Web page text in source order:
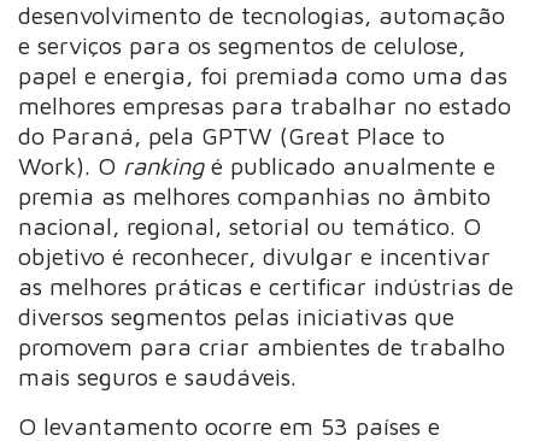
desenvolvimento de tecnologias, automação
e serviços para os segmentos de celulose,
papel e energia, foi premiada como uma das
melhores empresas para trabalhar no estado
do Paraná, pela GPTW (Great Place to
Work). O rankingé publicado anualmente e
premia as melhores companhias no âmbito
nacional, regional, setorial ou temático. O
objetivo é reconhecer, divulgar e incentivar
as melhores práticas e certificar indústrias de
diversos segmentos pelas iniciativas que
promovem para criar ambientes de trabalho
mais seguros e saudáveis.
O levantamento ocorre em 53 países e